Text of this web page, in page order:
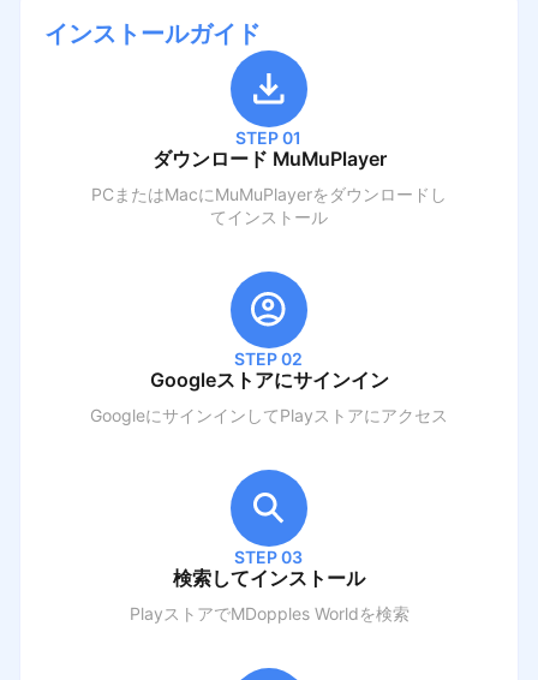
インストールガイド
STEP 01
ダウンロード MuMuPlayer
PCまたはMacにMuMuPlayerをダウンロードし
てインストール
STEP 02
Googleストアにサインイン
GoogleにサインインしてPlayストアにアクセス
STEP 03
検索してインストール
PlayストアでMDopples Worldを検索